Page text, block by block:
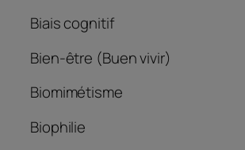
Biais cognitif
Bien-être (Buen vivir)
Biomimétisme
Biophilie